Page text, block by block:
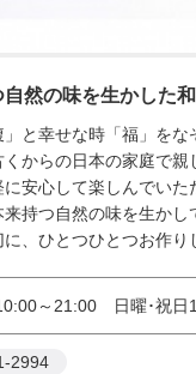
然の味を生かした
と幸せな時「福」をな
からの日本の家庭で親
安心して楽しんでいた
持つ自然の味を生かし
、ひとつひとつお作り
～21:00　日曜･祝日
2994